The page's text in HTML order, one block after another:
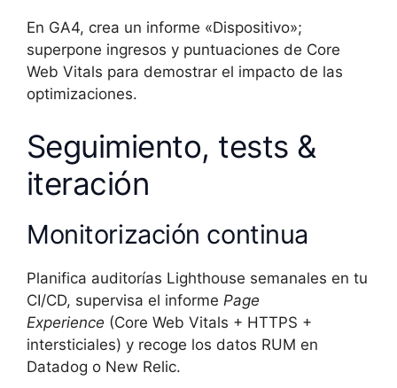
En GA4, crea un informe «Dispositivo»;
superpone ingresos y puntuaciones de Core
Web Vitals para demostrar el impacto de las
optimizaciones.
Seguimiento, tests &
iteración
Monitorización continua
Planifica auditorías Lighthouse semanales en tu
CI/CD, supervisa el informe Page
Experience (Core Web Vitals + HTTPS +
intersticiales) y recoge los datos RUM en
Datadog o New Relic.